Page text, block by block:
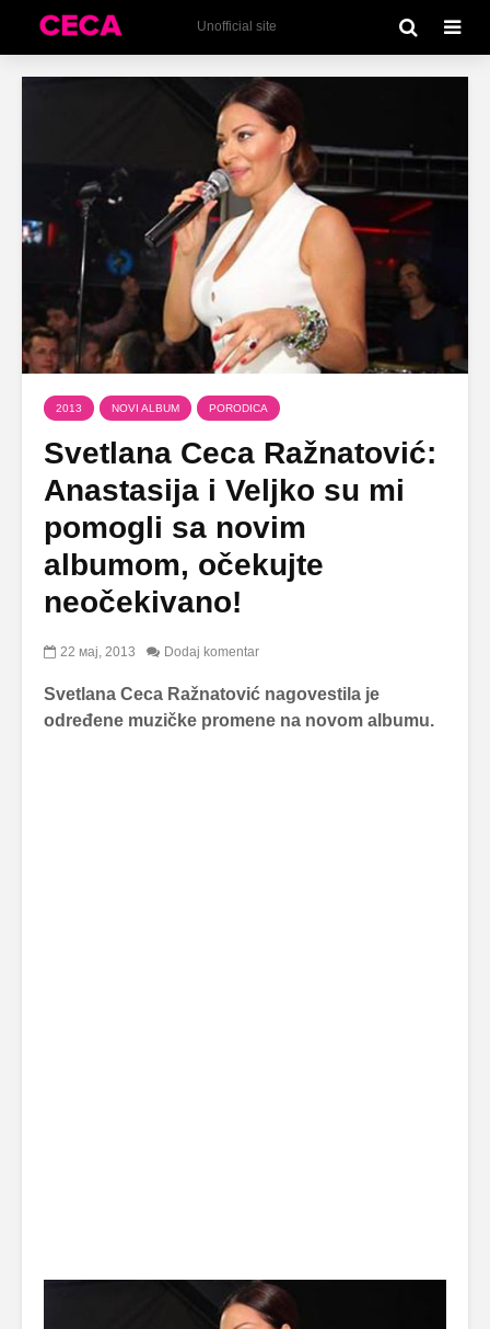
Unofficial site
2013 NOVI ALBUM PORODICA
Svetlana Ceca Ražnatović:
Anastasija i Veljko su mi
pomogli sa novim
albumom, očekujte
neočekivano!
22 мај, 2013 Dodaj komentar
Svetlana Ceca Ražnatović nagovestila je
određene muzičke promene na novom albumu.